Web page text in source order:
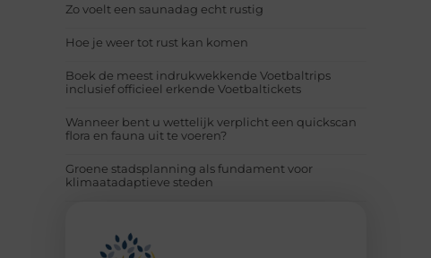
Zo voelt een saunadag echt rustig
Hoe je weer tot rust kan komen
Boek de meest indrukwekkende Voetbaltrips
inclusief officieel erkende Voetbaltickets
Wanneer bent u wettelijk verplicht een quickscan
flora en fauna uit te voeren?
Groene stadsplanning als fundament voor
klimaatadaptieve steden